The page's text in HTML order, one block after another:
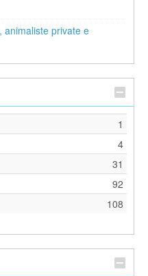
animaliste private e
1
4
31
92
108